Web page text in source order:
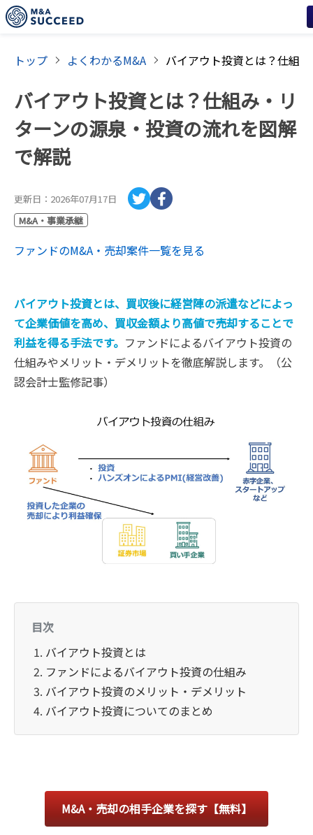
トップ よくわかるM&A
バイアウト投資とは？仕組み・リ
ターンの源泉・投資の流れを図解
で解説
更新日： 2026年07月17日
M&A・事業承継
ファンドのM&A・売却案件一覧を見る
バイアウト投資とは、買収後に経営陣の派遣などによっ
て企業価値を高め、買収金額より高値で売却することで
利益を得る手法です。 ファンドによるバイアウト投資の
仕組みやメリット・デメリットを徹底解説します。（公
認会計士監修記事）
目次
バイアウト投資とは
ファンドによるバイアウト投資の仕組み
バイアウト投資のメリット・デメリット
バイアウト投資についてのまとめ
M&A・売却の相手企業を探す【無料】